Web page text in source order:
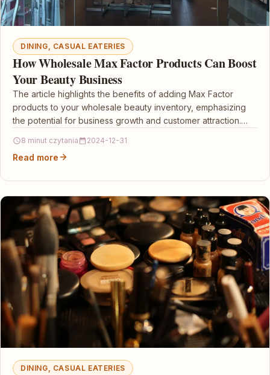
DINING, CASUAL EATERIES
How Wholesale Max Factor Products Can Boost
Your Beauty Business
The article highlights the benefits of adding Max Factor
products to your wholesale beauty inventory, emphasizing
the potential for business growth and customer attraction.…
8 minut czytania 2024-12-31
Read more
DINING, CASUAL EATERIES